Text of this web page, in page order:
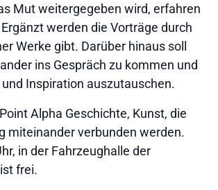
Mut weitergegeben wird, erfahren
werden die Vorträge durch
Werke gibt. Darüber hinaus soll
ins Gespräch zu kommen und
Inspiration auszutauschen.
Alpha Geschichte, Kunst, die
miteinander verbunden werden.
in der Fahrzeughalle der
frei.